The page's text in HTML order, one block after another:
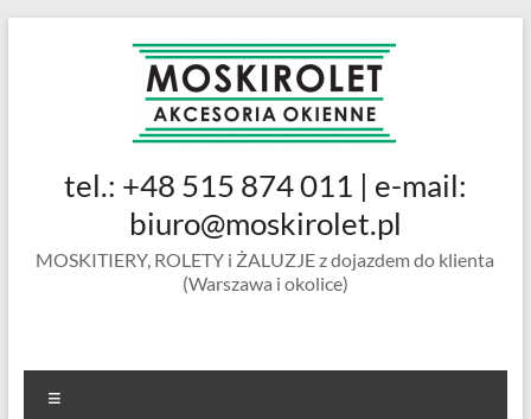
MOSKIROLET
siatki na
okienne |
ramkowe i
drzwiowe
tel.: +48 515 874 011 | e-mail:
biuro@moskirolet.pl
MOSKITIERY, ROLETY i ŻALUZJE z dojazdem do klienta
(Warszawa i okolice)